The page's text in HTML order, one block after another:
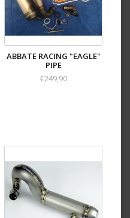
ABBATE RACING "EAGLE"
PIPE
€249,90